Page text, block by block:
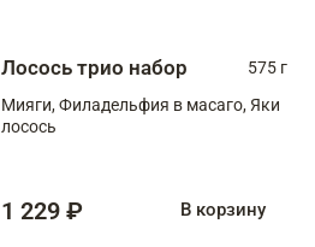
Лосось трио набор
575 г
Мияги, Филадельфия в масаго, Яки
лосось
1 229 ₽ В корзину